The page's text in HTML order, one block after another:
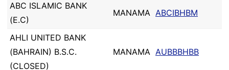
ABC ISLAMIC BANK
(E.C)
MANAMA ABCIBHBM
AHLI UNITED BANK
(BAHRAIN) B.S.C.
(CLOSED)
MANAMA AUBBBHBB